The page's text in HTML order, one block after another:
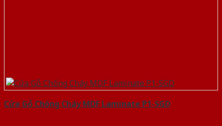
Cửa Gỗ Chống Cháy MDF Laminate P1-SGD